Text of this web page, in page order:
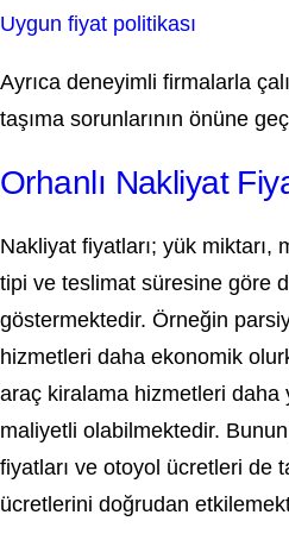
Uygun fiyat politikası
Ayrıca deneyimli firmalarla
taşıma sorunlarının önüne
Orhanlı Nakliyat
Nakliyat fiyatları; yük miktarı,
tipi ve teslimat süresine göre
göstermektedir. Örneğin
hizmetleri daha ekonomik
araç kiralama hizmetleri daha
maliyetli olabilmektedir. Bunun
fiyatları ve otoyol ücretleri de
ücretlerini doğrudan